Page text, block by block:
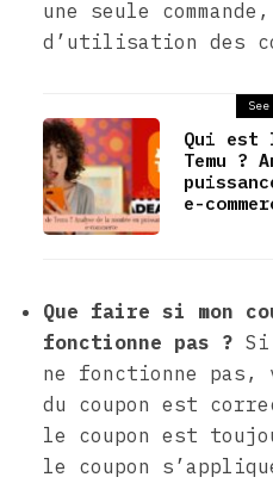
une seule
d’utilisation des
Qui est
Temu ?
e-
Que faire si mon
fonctionne pas ? Si
ne fonctionne
du coupon est
le coupon est
le coupon